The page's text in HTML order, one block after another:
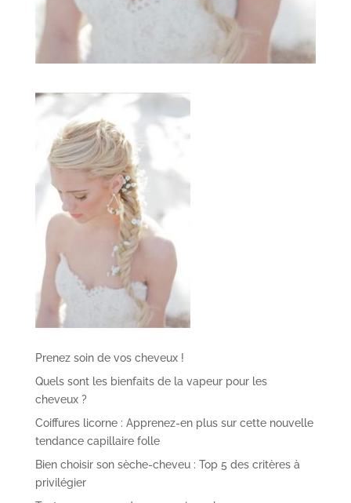
Prenez soin de vos cheveux !
Quels sont les bienfaits de la vapeur pour les
cheveux ?
Coiffures licorne : Apprenez-en plus sur cette nouvelle
tendance capillaire folle
Bien choisir son sèche-cheveu : Top 5 des critères à
privilégier